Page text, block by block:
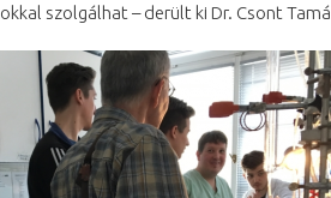
szolgálhat – derült ki Dr. Csont